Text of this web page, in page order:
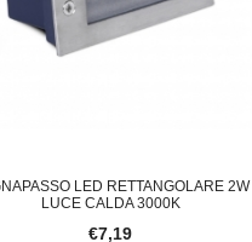
LED RETTANGOLARE 2W
LUCE CALDA 3000K
€7,19